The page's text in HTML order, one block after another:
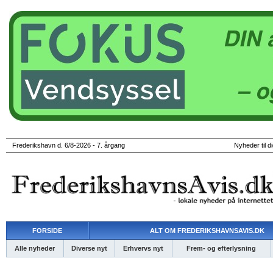
Frederikshavn d. 6/8-2026 - 7. årgang Nyheder til
FORSIDE ALT OM FREDERIKSHAVNSAVIS.DK
Alle nyheder Diverse nyt Erhvervs nyt Frem- og efterlysning